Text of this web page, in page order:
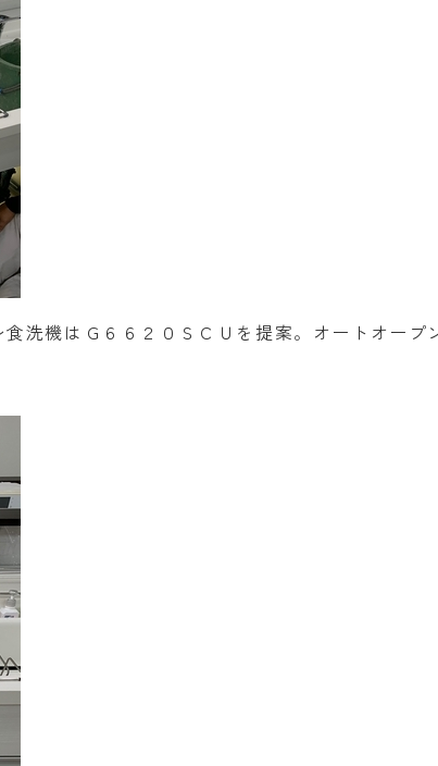
洗機はＧ６６２０ＳＣＵを提案。オートオー